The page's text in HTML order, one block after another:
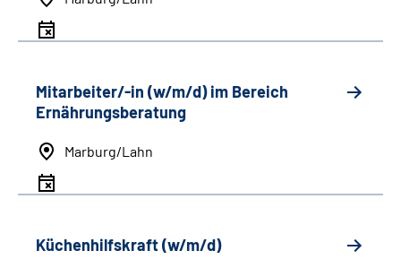
Mitarbeiter/-in (w/m/d) im Bereich
Ernährungsberatung
Marburg/Lahn
Küchenhilfskraft (w/m/d)